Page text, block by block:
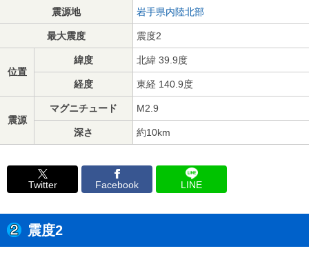
震源地 岩手県内陸北部
最大震度 震度2
位置
緯度 北緯 39.9度
経度 東経 140.9度
震源
マグニチュード M2.9
深さ 約10km
Twitter Facebook LINE
震度2